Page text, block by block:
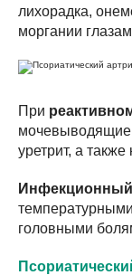
лихорадка,
моргании
При
мочевыводящие
уретрит, а также
Инфекционный
головными